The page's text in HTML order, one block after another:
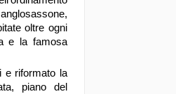
oltre ogni
e la famosa
e riformato la
piano del